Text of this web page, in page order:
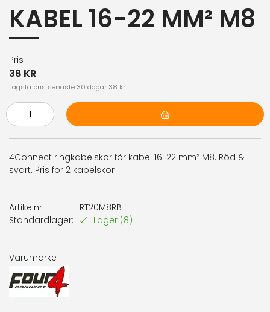
KABEL 16-22 MM² M8
Pris
38 KR
Lägsta pris senaste 30 dagar 38 kr
Lägg i varukorg
4Connect ringkabelskor för kabel 16-22 mm² M8. Röd &
svart. Pris för 2 kabelskor
Artikelnr:
RT20M8RB
Standardlager:
I Lager (8)
Varumärke